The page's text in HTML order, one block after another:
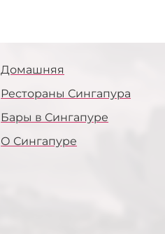
Домашняя
Рестораны Сингапура
Бары в Сингапуре
О Сингапуре